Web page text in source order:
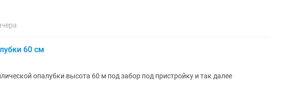
60 см
опалубки высота 60 м под забор под пристройку и так далее